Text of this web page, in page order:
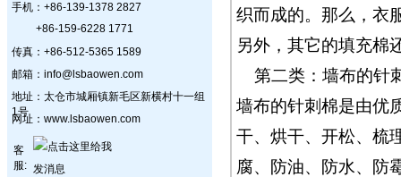
手机：+86-139-1378 2827
+86-159-6228 1771
传真：+86-512-5365 1589
邮箱：info@lsbaowen.com
地址：太仓市城厢镇新毛区新横村十一组
1号
网址：www.lsbaowen.com
客
服:
织而成的。那么，衣
另外，其它的填充棉
第二类：墙布的针
墙布的针刺棉是由优
干、烘干、开松、梳
腐、防油、防水、防